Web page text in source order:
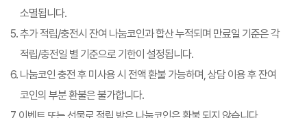
소멸됩니다.
5. 추가 적립/충전시 잔여 나눔코인과 합산 누적되며 만료일 기준은 각
적립/충전일 별 기준으로 기한이 설정됩니다.
6. 나눔코인 충전 후 미사용 시 전액 환불 가능하며, 상담 이용 후 잔여
코인의 부분 환불은 불가합니다.